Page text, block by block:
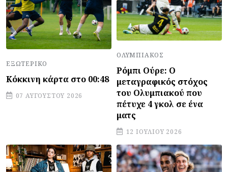
ΕΞΩΤΕΡΙΚΌ
Κόκκινη κάρτα στο 00:48
07 ΑΥΓΟΎΣΤΟΥ 2026
ΟΛΥΜΠΙΑΚΌΣ
Ρόμπι Ούρε: Ο
μεταγραφικός στόχος
του Ολυμπιακού που
πέτυχε 4 γκολ σε ένα
ματς
12 ΙΟΥΛΊΟΥ 2026